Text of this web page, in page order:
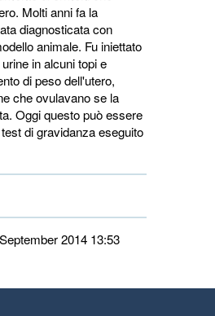
Molti anni fa la
diagnosticata con
animale. Fu iniettato
in alcuni topi e
di peso dell'utero,
che ovulavano se la
Oggi questo può essere
di gravidanza eseguito
2014 13:53